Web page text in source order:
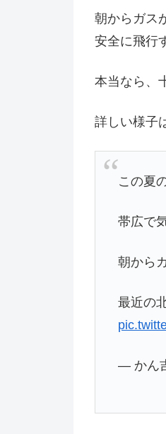
朝からガス
安全に飛行
本当なら、
詳しい様子
この夏
帯広で
朝から
最近の
— かん